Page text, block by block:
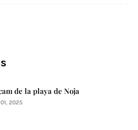
de la playa de Noja
2025